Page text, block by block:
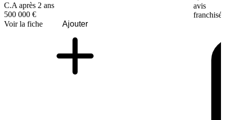
C.A après 2 ans
500 000 €
Voir la fiche
Ajouter
avis
franchisé